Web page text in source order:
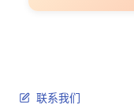
联系我们